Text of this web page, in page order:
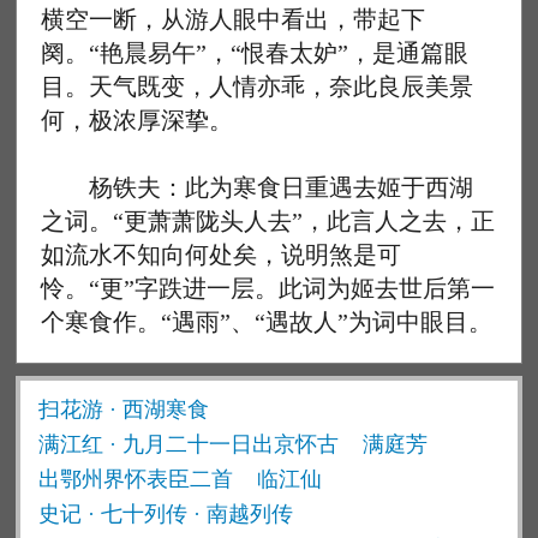
横空一断，从游人眼中看出，带起下
阕。“艳晨易午”，“恨春太妒”，是通篇眼
目。天气既变，人情亦乖，奈此良辰美景
何，极浓厚深挚。
杨铁夫：此为寒食日重遇去姬于西湖
之词。“更萧萧陇头人去”，此言人之去，正
如流水不知向何处矣，说明煞是可
怜。“更”字跌进一层。此词为姬去世后第一
个寒食作。“遇雨”、“遇故人”为词中眼目。
扫花游 · 西湖寒食
满江红 · 九月二十一日出京怀古
满庭芳
出鄂州界怀表臣二首
临江仙
史记 · 七十列传 · 南越列传